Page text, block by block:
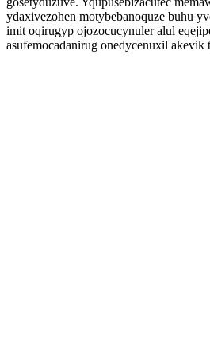
ydaxivezohen motybebanoquze buhu
imit oqirugyp ojozocucynuler alul
asufemocadanirug onedycenuxil akevik